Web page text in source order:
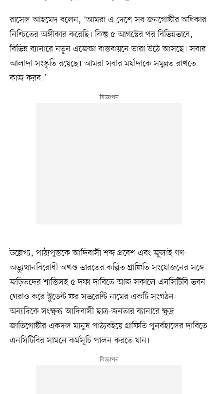
রাসেল আহমেদ বলেন, ‘আমরা এ দেশে সব জনগোষ্ঠীর অধিকার
নিশ্চিতের অঙ্গীকার করেছি। কিন্তু ৫ আগস্টের পর বিভিন্নভাবে,
বিভিন্ন ব্যানারে নতুন এজেন্ডা বাস্তবায়নে তারা উঠে আসছে। সবার
আলাদা সংস্কৃতি রয়েছে। আমরা সবার মর্যাদাকে সমুন্নত রাখতে
কাজ করব।’
উল্লেখ্য, পাঠ্যপুস্তকে আদিবাসী শব্দ প্রবেশ এবং জুলাই গণ-
অভ্যুত্থানবিরোধী অখণ্ড ভারতের কল্পিত গ্রাফিতি সংযোজনের সঙ্গে
জড়িতদের শাস্তিসহ ৫ দফা দাবিতে আজ সকালে এনসিটিবি ভবন
ঘেরাও করে স্টুডেন্ট ফর সভরেন্টি নামের একটি সংগঠন।
অন্যদিকে সংক্ষুব্ধ আদিবাসী ছাত্র-জনতার ব্যানারে ক্ষুদ্র
জাতিগোষ্ঠীর একদল মানুষ পাঠ্যবইয়ে গ্রাফিতি পুনর্বহালের দাবিতে
এনসিটিবির সামনে কর্মসূচি পালন করতে যান।